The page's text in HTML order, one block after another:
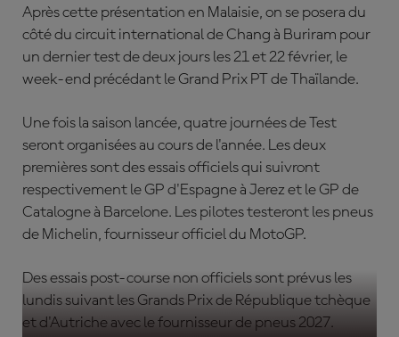
Après cette présentation en Malaisie, on se posera du
côté du circuit international de Chang à Buriram pour
un dernier test de deux jours les 21 et 22 février, le
week-end précédant le Grand Prix PT de Thaïlande.
Une fois la saison lancée, quatre journées de Test
seront organisées au cours de l'année. Les deux
premières sont des essais officiels qui suivront
respectivement le GP d'Espagne à Jerez et le GP de
Catalogne à Barcelone. Les pilotes testeront les pneus
de Michelin, fournisseur officiel du MotoGP.
Des essais post-course non officiels sont prévus les
lundis suivant les Grands Prix de République tchèque
et d'Autriche avec le fournisseur de pneus 2027.